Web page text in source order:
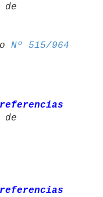
de
Nº 515/964
de